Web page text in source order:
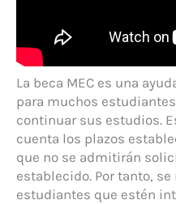
La beca MEC es una
para muchos
continuar sus estudios.
cuenta los plazos
que no se admitirán
establecido. Por tanto,
estudiantes que estén